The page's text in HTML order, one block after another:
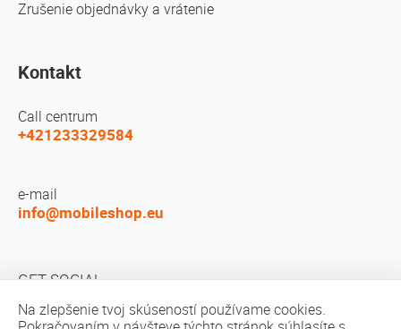
Zrušenie objednávky a vrátenie
Kontakt
Call centrum
+421233329584
e-mail
info@mobileshop.eu
GET SOCIAL
Na zlepšenie tvoj skúseností používame cookies.